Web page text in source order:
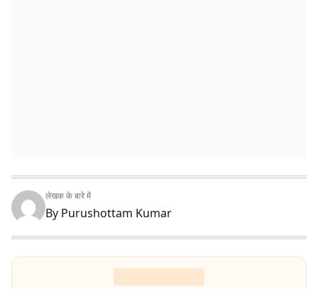
लेखक के बारे में
By Purushottam Kumar